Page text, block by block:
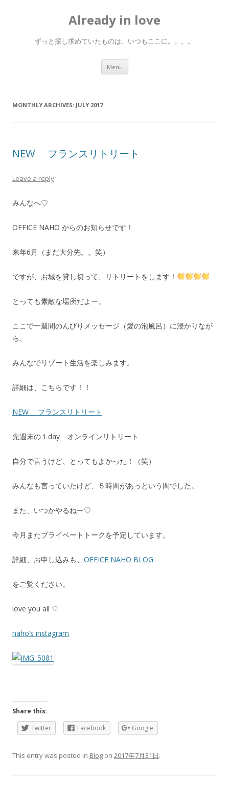
Already in love
ずっと探し求めていたものは、いつもここに。。。。
Menu Skip
content
MONTHLY ARCHIVES: JULY 2017
NEW フランスリトリート
Leave a reply
みんなへ♡
OFFICE NAHO からのお知らせです！
来年6月（まだ大分先。。笑）
ですが、お城を貸し切って、リトリートをします！
とっても素敵な場所だよー。
ここで一週間のんびりメッセージ（愛の泡風呂）に浸かりなが
ら、
みんなでリゾート生活を楽しみます。
詳細は、こちらです！！
NEW フランスリトリート
先週末の１day オンラインリトリート
自分で言うけど、とってもよかった！（笑）
みんなも言っていたけど、５時間があっという間でした。
また、いつかやるねー♡
今月またプライベートトークを予定しています。
詳細、お申し込みも、 OFFICE NAHO BLOG
をご覧ください。
love you all ♡
naho’s instagram
Share this:
Twitter
Facebook Google
This entry was posted in Blog on 2017年7月31日.